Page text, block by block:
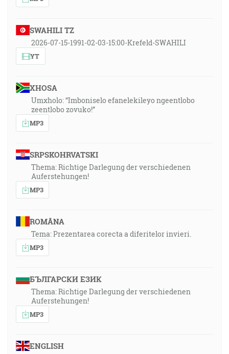
SWAHILI TZ
2026-07-15-1991-02-03-15:00-Krefeld-SWAHILI
YT
XHOSA
Umxholo: “Imboniselo efanelekileyo ngeentlobo
zeentlobo zovuko!”
MP3
SRPSKOHRVATSKI
Thema: Richtige Darlegung der verschiedenen
Auferstehungen!
MP3
ROMÂNA
Tema: Prezentarea corecta a diferitelor invieri.
MP3
БЪЛГАРСКИ ЕЗИК
Thema: Richtige Darlegung der verschiedenen
Auferstehungen!
MP3
ENGLISH